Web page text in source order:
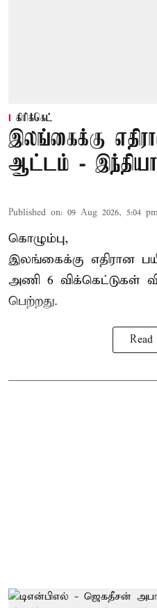
கிரிக்கெட்
இலங்கைக்கு
ஆட்டம் - இந்தியா
Published on: 09 Aug 2026, 5:04
கொழும்பு,
இலங்கைக்கு எதிரான
அணி 6 விக்கெட்டுகள்
பெற்றது.